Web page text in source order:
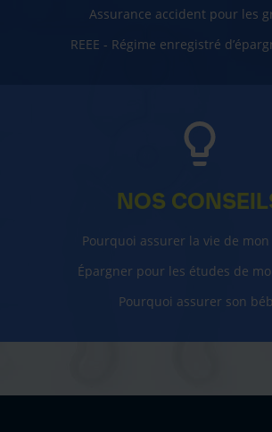
Assurance accident pour les
REEE - Régime enregistré
NOS
Pourquoi assurer la vie de
Épargner pour les études de
Pourquoi assurer son